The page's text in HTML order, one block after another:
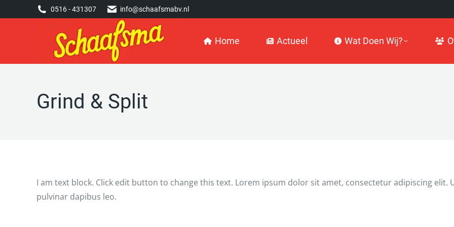
0516 - 431307 info@schaafsmabv.nl
Home Actueel Wat Doen Wij?
Grind & Split
I am text block. Click edit button to change this text. Lorem ipsum dolor sit amet, consectetur adipiscing
pulvinar dapibus leo.
0516 - 431307 info@schaafsmabv.nl